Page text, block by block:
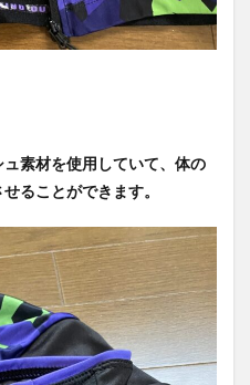
素材を使用していて、 体の
ることができます。